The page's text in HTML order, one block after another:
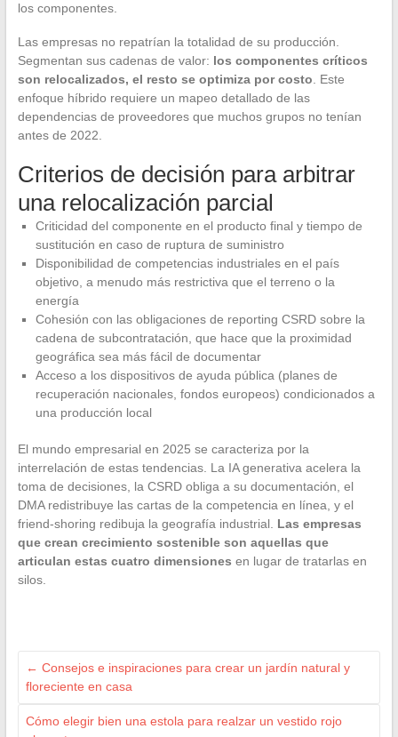
los componentes.
Las empresas no repatrían la totalidad de su producción.
Segmentan sus cadenas de valor: los componentes críticos
son relocalizados, el resto se optimiza por costo. Este
enfoque híbrido requiere un mapeo detallado de las
dependencias de proveedores que muchos grupos no tenían
antes de 2022.
Criterios de decisión para arbitrar
una relocalización parcial
Criticidad del componente en el producto final y tiempo de
sustitución en caso de ruptura de suministro
Disponibilidad de competencias industriales en el país
objetivo, a menudo más restrictiva que el terreno o la
energía
Cohesión con las obligaciones de reporting CSRD sobre la
cadena de subcontratación, que hace que la proximidad
geográfica sea más fácil de documentar
Acceso a los dispositivos de ayuda pública (planes de
recuperación nacionales, fondos europeos) condicionados a
una producción local
El mundo empresarial en 2025 se caracteriza por la
interrelación de estas tendencias. La IA generativa acelera la
toma de decisiones, la CSRD obliga a su documentación, el
DMA redistribuye las cartas de la competencia en línea, y el
friend-shoring redibuja la geografía industrial. Las empresas
que crean crecimiento sostenible son aquellas que
articulan estas cuatro dimensiones en lugar de tratarlas en
silos.
← Consejos e inspiraciones para crear un jardín natural y
floreciente en casa
Cómo elegir bien una estola para realzar un vestido rojo